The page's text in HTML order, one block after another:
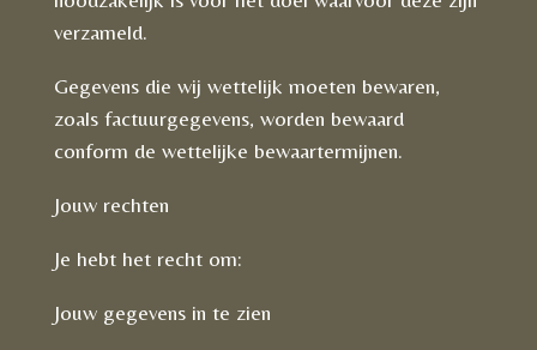
verzameld.
Gegevens die wij wettelijk moeten bewaren,
zoals factuurgegevens, worden bewaard
conform de wettelijke bewaartermijnen.
Jouw rechten
Je hebt het recht om:
Jouw gegevens in te zien